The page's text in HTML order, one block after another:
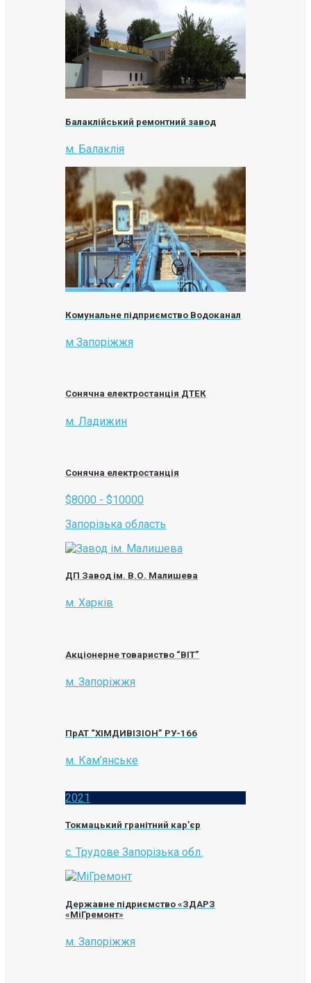
Балаклійський ремонтний завод
м. Балаклія
Комунальне підприємство Водоканал
м Запоріжжя
Cонячна електростанція ДТЕК
м. Ладижин
Сонячна електростанція
$8000 - $10000
Запорізька область
ДП Завод ім. В.О. Малишева
м. Харків
Акціонерне товариство “ВІТ”
м. Запоріжжя
ПрАТ “ХІМДИВІЗІОН” РУ-166
м. Кам’янське
2021
Токмацький гранітний кар’єр
с. Трудове Запорізька обл.
Державне підриємство «ЗДАРЗ
«МіГремонт»
м. Запоріжжя